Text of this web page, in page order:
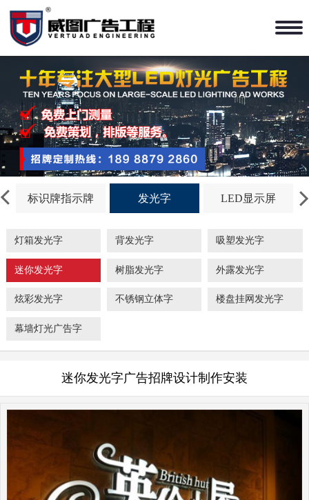
标识牌指示牌 发光字 LED显示屏
灯箱发光字 背发光字 吸塑发光字
迷你发光字 树脂发光字 外露发光字
炫彩发光字 不锈钢立体字 楼盘挂网发光字
幕墙灯光广告字
迷你发光字广告招牌设计制作安装